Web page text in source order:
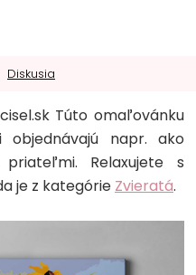
Diskusia
Túto omaľovánku
napr. ako
Relaxujete s
je z kategórie Zvieratá.